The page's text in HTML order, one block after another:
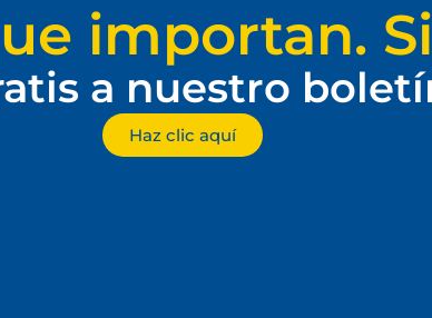
importan.
a nuestro
Haz clic aquí